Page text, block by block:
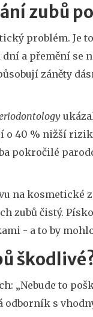
zubů
problém. Je
a přemění se
záněty
o 40 % nižší
pokročilé
na kosmetické
zubů čistý.
- a to by
„Nebude to
odborník s